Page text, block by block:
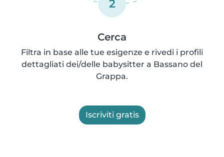
2
Cerca
Filtra in base alle tue esigenze e rivedi i profili
dettagliati dei/delle babysitter a Bassano del
Grappa.
Iscriviti gratis